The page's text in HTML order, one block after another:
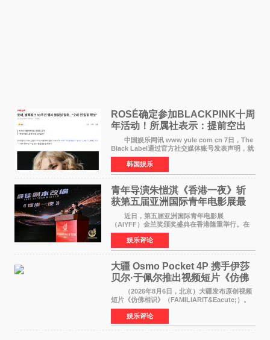
ROSÉ确定参加BLACKPINK十周
年活动！所属社表示：提前空出
了时间
中国娱乐网讯 www yule com cn 7日，The
Black Label通过官方社交媒体账号发表声明，就
近期网络上关于ROS&Eacute;个人行程及是否参
加BLACKPINK出道纪念活动的种种猜测作出正
式回应。 Th
韩国娱乐
青年导演朱愷淇《香港一夜》斩
获第五届亚洲国际青年电影展最
佳剧本改编奖
近日，第五届亚洲国际青年电影展
（AIYFF）金兰奖颁奖盛典在香港隆重举行。在
这场汇聚数百位海内外电影人、文化界人士及媒
体代表的亚洲青年影视盛会上，香港本土电影
《香港一夜》（Dawn in Ho
娱乐评论
大疆 Osmo Pocket 4P 携手伊莎
贝尔·于佩尔推出视频短片《仿佛
相识》
（2026年8月6日，北京）大疆发布原创视频
短片《仿佛相识》（FAMILIARIT&Eacute;）。
视频短片由戛纳国际电影节最佳女演员伊莎贝尔·
于佩尔（Isabelle Huppert）主演，全程使用大
疆首款双主摄口
娱乐评论